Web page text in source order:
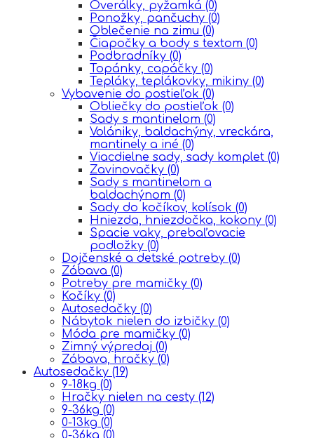
Overálky, pyžamká (0)
Ponožky, pančuchy (0)
Oblečenie na zimu (0)
Čiapočky a body s textom (0)
Podbradníky (0)
Topánky, capáčky (0)
Tepláky, teplákovky, mikiny (0)
Vybavenie do postieľok (0)
Obliečky do postieľok (0)
Sady s mantinelom (0)
Volániky, baldachýny, vreckára,
mantinely a iné (0)
Viacdielne sady, sady komplet (0)
Zavinovačky (0)
Sady s mantinelom a
baldachýnom (0)
Sady do kočíkov, kolísok (0)
Hniezda, hniezdočka, kokony (0)
Spacie vaky, prebaľovacie
podložky (0)
Dojčenské a detské potreby (0)
Zábava (0)
Potreby pre mamičky (0)
Kočíky (0)
Autosedačky (0)
Nábytok nielen do izbičky (0)
Móda pre mamičky (0)
Zimný výpredaj (0)
Zábava, hračky (0)
Autosedačky (19)
9-18kg (0)
Hračky nielen na cesty (12)
9-36kg (0)
0-13kg (0)
0-36kg (0)